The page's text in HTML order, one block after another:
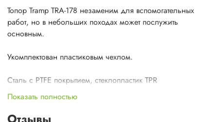
Топор Tramp TRA-178 незаменим для вспомогательных
работ, но в небольших походах может послужить
основным.
Укомплектован пластиковым чехлом.
Сталь с PTFE покрытием, стеклопластик TPR
Показать полностью